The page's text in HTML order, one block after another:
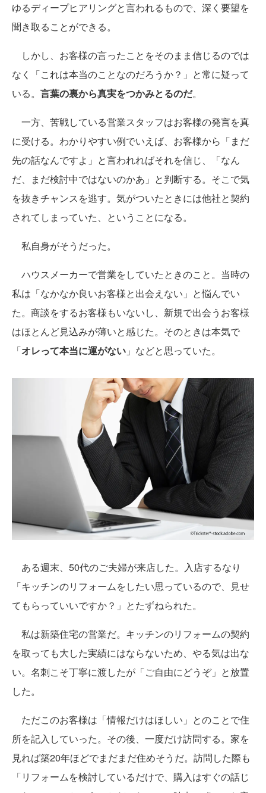
ゆるディープヒアリングと言われるもので、深く要望を
聞き取ることができる。
しかし、お客様の言ったことをそのまま信じるのでは
なく「これは本当のことなのだろうか？」と常に疑って
いる。 言葉の裏から真実をつかみとるのだ。
一方、苦戦している営業スタッフはお客様の発言を真
に受ける。わかりやすい例でいえば、お客様から「まだ
先の話なんですよ」と言われればそれを信じ、「なん
だ、まだ検討中ではないのかあ」と判断する。そこで気
を抜きチャンスを逃す。気がついたときには他社と契約
されてしまっていた、ということになる。
私自身がそうだった。
ハウスメーカーで営業をしていたときのこと。当時の
私は「なかなか良いお客様と出会えない」と悩んでい
た。商談をするお客様もいないし、新規で出会うお客様
はほとんど見込みが薄いと感じた。そのときは本気で
「オレって本当に運がない 」などと思っていた。
ある週末、50代のご夫婦が来店した。入店するなり
「キッチンのリフォームをしたい思っているので、見せ
てもらっていいですか？」とたずねられた。
私は新築住宅の営業だ。キッチンのリフォームの契約
を取っても大した実績にはならないため、やる気は出な
い。名刺こそ丁寧に渡したが「ご自由にどうぞ」と放置
した。
ただこのお客様は「情報だけはほしい」とのことで住
所を記入していった。その後、一度だけ訪問する。家を
見れば築20年ほどでまだまだ住めそうだ。訪問した際も
「リフォームを検討しているだけで、購入はすぐの話じ